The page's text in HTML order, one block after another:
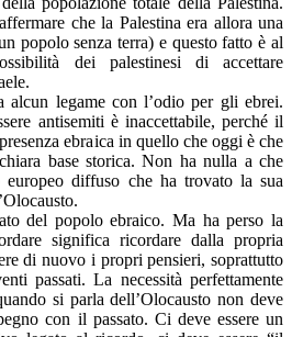
che la Palestina era allora una
popolo senza terra) e questo fatto è al
dei palestinesi di accettare
alcun legame con l’odio per gli ebrei.
antisemiti è inaccettabile, perché il
ebraica in quello che oggi è che
base storica. Non ha nulla a che
europeo diffuso che ha trovato la sua
del popolo ebraico. Ma ha perso la
significa ricordare dalla propria
di nuovo i propri pensieri, soprattutto
passati. La necessità perfettamente
si parla dell’Olocausto non deve
con il passato. Ci deve essere un